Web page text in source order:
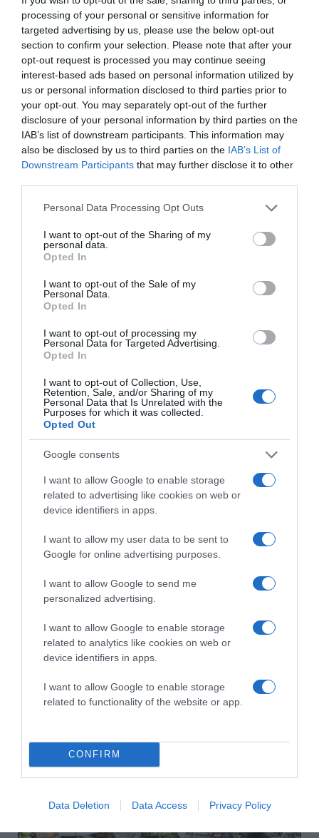
processing of your personal or sensitive information for
targeted advertising by us, please use the below opt-out
section to confirm your selection. Please note that after your
opt-out request is processed you may continue seeing
interest-based ads based on personal information utilized by
us or personal information disclosed to third parties prior to
your opt-out. You may separately opt-out of the further
disclosure of your personal information by third parties on the
IAB’s list of downstream participants. This information may
also be disclosed by us to third parties on the IAB’s List of
Downstream Participants that may further disclose it to other
Please note that this website/app uses one or more Google
not limited to your visit or usage behaviour. You may click to
grant or deny consent to Google and its third-party tags to
use your data for below specified purposes in below Google
consent section.
Personal Data Processing Opt Outs
I want to opt-out of the Sharing of my
personal data.
Opted In
I want to opt-out of the Sale of my
Personal Data.
Opted In
I want to opt-out of processing my
Personal Data for Targeted Advertising.
Opted In
I want to opt-out of Collection, Use,
Retention, Sale, and/or Sharing of my
Personal Data that Is Unrelated with the
Purposes for which it was collected.
Opted Out
Google consents
I want to allow Google to enable storage
related to advertising like cookies on web or
device identifiers in apps.
I want to allow my user data to be sent to
Google for online advertising purposes.
I want to allow Google to send me
personalized advertising.
I want to allow Google to enable storage
related to analytics like cookies on web or
device identifiers in apps.
I want to allow Google to enable storage
related to functionality of the website or app.
CONFIRM
Data Deletion Data Access Privacy Policy
Ha megérted a macskád testbeszédét, jobban
felismerheted és reagálhatsz az igényeire. Fontos, hogy a
macska hátat fordításának gesztusát a kontextusban
vedd figyelembe, és ne értelmezd azonnal
ellenszenvként. Figyeld meg a macska testbeszédét
általánosságban, és jegyezd fel a jóllét vagy a stressz
egyéb jeleit. A macska igényeire való odafigyelés és
reagálás erősíti a köztetek lévő köteléket, és elősegíti a
harmonikus közös életet.
Címkék: kommunikáció, viselkedés
macska, hátatfordítás
Korábbi bejegyzések Következő bejegyzés
HASONLÓ BEJEGYZÉSEK